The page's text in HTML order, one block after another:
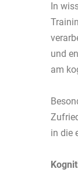
In
und
am
in die